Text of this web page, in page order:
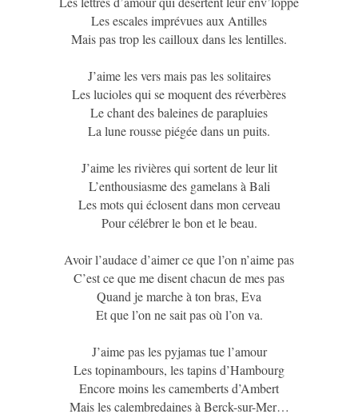
Les escales imprévues aux Antilles
Mais pas trop les cailloux dans les lentilles.
J’aime les vers mais pas les solitaires
Les lucioles qui se moquent des réverbères
Le chant des baleines de parapluies
La lune rousse piégée dans un puits.
J’aime les rivières qui sortent de leur lit
L’enthousiasme des gamelans à Bali
Les mots qui éclosent dans mon cerveau
Pour célébrer le bon et le beau.
Avoir l’audace d’aimer ce que l’on n’aime pas
C’est ce que me disent chacun de mes pas
Quand je marche à ton bras, Eva
Et que l’on ne sait pas où l’on va.
J’aime pas les pyjamas tue l’amour
Les topinambours, les tapins d’Hambourg
Encore moins les camemberts d’Ambert
Mais les calembredaines à Berck-sur-Mer…